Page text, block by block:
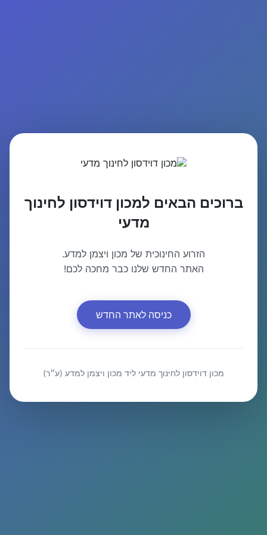
ברוכים הבאים למכון דוידסון לחינוך
מדעי
הזרוע החינוכית של מכון ויצמן למדע.
האתר החדש שלנו כבר מחכה לכם!
כניסה לאתר החדש
מכון דוידסון לחינוך מדעי ליד מכון ויצמן למדע (ע״ר)